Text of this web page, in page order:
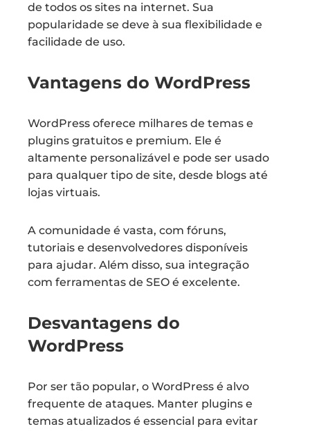
de todos os sites na internet. Sua
popularidade se deve à sua flexibilidade e
facilidade de uso.
Vantagens do WordPress
WordPress oferece milhares de temas e
plugins gratuitos e premium. Ele é
altamente personalizável e pode ser usado
para qualquer tipo de site, desde blogs até
lojas virtuais.
A comunidade é vasta, com fóruns,
tutoriais e desenvolvedores disponíveis
para ajudar. Além disso, sua integração
com ferramentas de SEO é excelente.
Desvantagens do
WordPress
Por ser tão popular, o WordPress é alvo
frequente de ataques. Manter plugins e
temas atualizados é essencial para evitar